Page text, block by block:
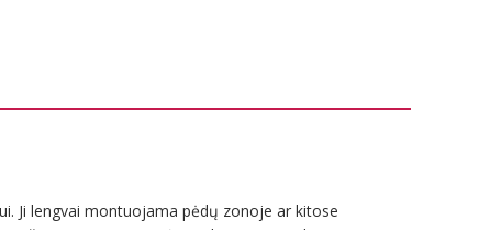
Ji lengvai montuojama pėdų zonoje ar kitose